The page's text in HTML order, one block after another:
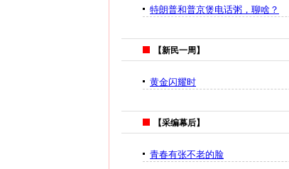
特朗普和普京煲电话粥，聊啥？
【新民一周】
黄金闪耀时
【采编幕后】
青春有张不老的脸